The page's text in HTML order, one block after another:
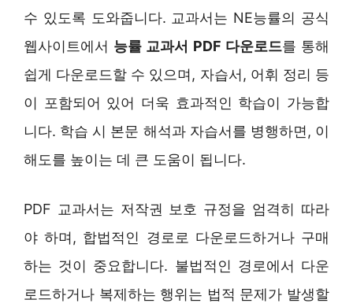
수 있도록 도와줍니다. 교과서는 NE능률의 공식
웹사이트에서 능률 교과서 PDF 다운로드를 통해
쉽게 다운로드할 수 있으며, 자습서, 어휘 정리 등
이 포함되어 있어 더욱 효과적인 학습이 가능합
니다. 학습 시 본문 해석과 자습서를 병행하면, 이
해도를 높이는 데 큰 도움이 됩니다.
PDF 교과서는 저작권 보호 규정을 엄격히 따라
야 하며, 합법적인 경로로 다운로드하거나 구매
하는 것이 중요합니다. 불법적인 경로에서 다운
로드하거나 복제하는 행위는 법적 문제가 발생할